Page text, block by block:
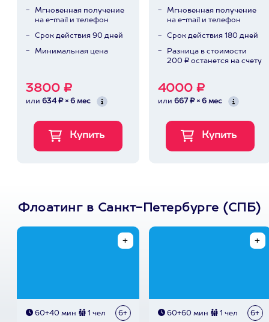
Мгновенная получение
на e-mail и телефон
Срок действия 90 дней
Минимальная цена
3800 ₽
или 634 ₽ × 6 мес
Мгновенная получение
на e-mail и телефон
Срок действия 180 дней
Разница в стоимости
200 ₽ останется на счету
4000 ₽
или 667 ₽ × 6 мес
Флоатинг в Санкт-Петербурге (СПБ)
60+40 мин 1 чел 6+ 60+60 мин 1 чел 6+